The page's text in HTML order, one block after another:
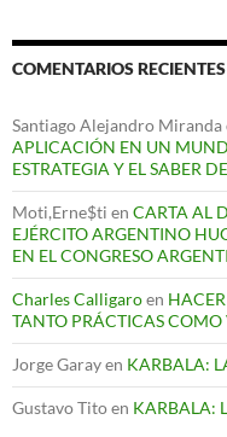
COMENTARIOS RECIENTES
Santiago Alejandro Miranda
APLICACIÓN EN UN
ESTRATEGIA Y EL SABER
Moti,Erne$ti en CARTA AL
EJÉRCITO ARGENTINO
EN EL CONGRESO
Charles Calligaroen
TANTO PRÁCTICAS
Jorge Garayen KARBALA:
Gustavo Titoen KARBALA: